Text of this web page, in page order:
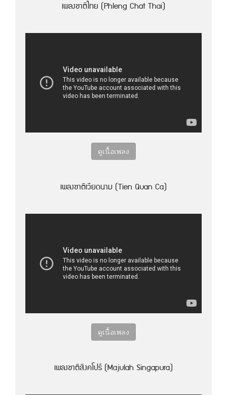
เพลงชาติไทย (Phleng Chat Thai)
ดูเนื้อเพลง
เพลงชาติเวียดนาม (Tien Quan Ca)
ดูเนื้อเพลง
เพลงชาติสิงคโปร์ (Majulah Singapura)